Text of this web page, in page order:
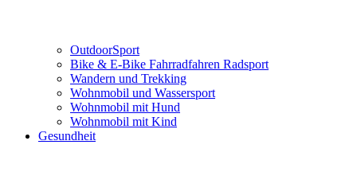
OutdoorSport
Bike & E-Bike Fahrradfahren Radsport
Wandern und Trekking
Wohnmobil und Wassersport
Wohnmobil mit Hund
Wohnmobil mit Kind
Gesundheit